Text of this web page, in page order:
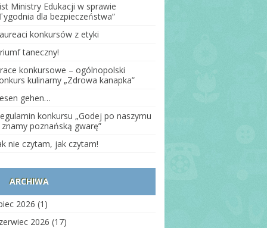
informacyjna
informacyjny o
zdrowia
dziecka
Ministry Edukacji w sprawie
dla bezpieczeństwa”
konkursów z etyki
taneczny!
konkursowe – ogólnopolski
kulinarny „Zdrowa kanapka”
gehen…
konkursu „Godej po naszymu
znamy poznańską gwarę”
nie czytam, jak czytam!
ARCHIWA
2026 (1)
2026 (17)